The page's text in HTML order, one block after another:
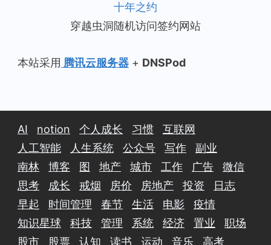
十年之约
穿越虫洞随机访问签约网站
本站采用 腾讯云服务器 + DNSPod
AI notion 个人成长 习惯
互联网
人工智能
人生系统 公众号 写作
副业
南林
博客 图 地产 城市 工作 广告
微信
思考
成长 戒烟 房价 房地产 投资
日志
早起
时间管理 春节 生活 电影
疫情
知识星球
科技 管理 系统 经济 置业
职场
股市
股票 认知 读书 运动 音乐 高考